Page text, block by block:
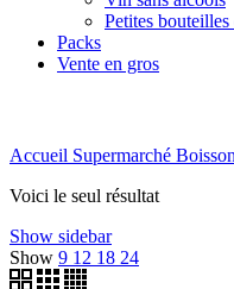
Petites
Packs
Vente en gros
Accueil Supermarché
Voici le seul résultat
Show sidebar
Show 9 12 18 24